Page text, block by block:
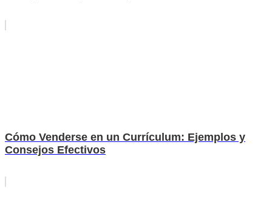
Cómo Venderse en un Currículum: Ejemplos y
Consejos Efectivos